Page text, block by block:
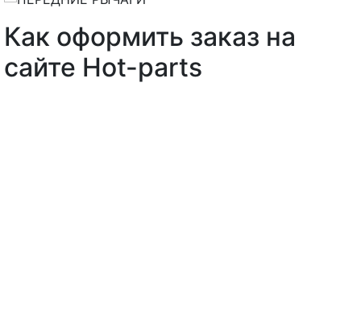
Как оформить заказ на
сайте Hot-parts